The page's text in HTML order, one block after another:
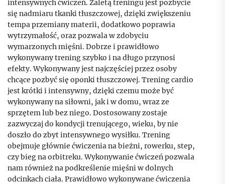
intensywnych ćwiczeń. Zaletą treningu jest pozbycie
się nadmiaru tkanki tłuszczowej, dzięki zwiększeniu
tempa przemiany materii, dodatkowo poprawia
wytrzymałość, oraz pozwala w zdobyciu
wymarzonych mięśni. Dobrze i prawidłowo
wykonywany trening szybko i na długo przynosi
efekty. Wykonywany jest najczęściej przez osoby
chcące pozbyć się oponki tłuszczowej. Trening cardio
jest krótki i intensywny, dzięki czemu może być
wykonywany na siłowni, jak i w domu, wraz ze
sprzętem lub bez niego. Dostosowany zostaje
zazwyczaj do kondycji trenującego, wieku, by nie
doszło do zbyt intensywnego wysiłku. Trening
obejmuje głównie ćwiczenia na bieżni, rowerku, step,
czy bieg na orbitreku. Wykonywanie ćwiczeń pozwala
nam również na podkreślenie mięśni w dolnych
odcinkach ciała. Prawidłowo wykonywane ćwiczenia